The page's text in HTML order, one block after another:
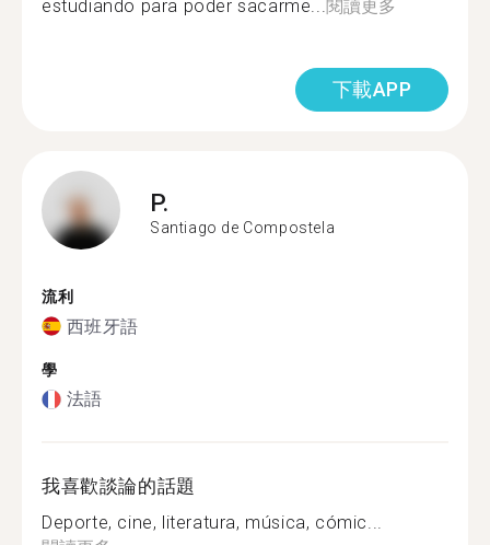
estudiando para poder sacarme...閱讀更多
下載APP
P.
Santiago de Compostela
流利
西班牙語
學
法語
我喜歡談論的話題
Deporte, cine, literatura, música, cómic...